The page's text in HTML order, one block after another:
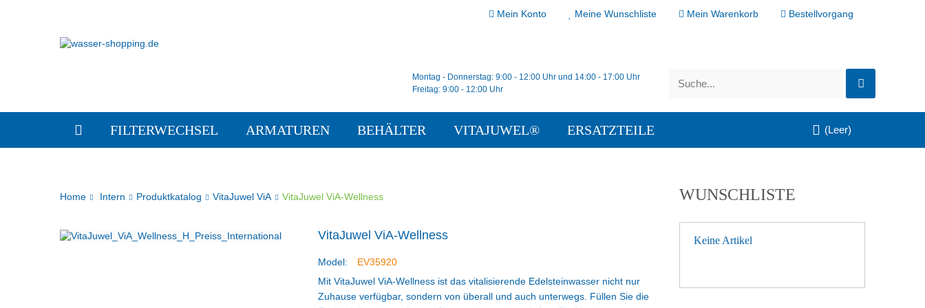
Mein Konto Meine Wunschliste Mein Warenkorb Bestellvorgang
(Leer)
Montag - Donnerstag: 9:00 - 12:00 Uhr und 14:00 - 17:00 Uhr
Freitag: 9:00 - 12:00 Uhr
FILTERWECHSEL ARMATUREN BEHÄLTER VITAJUWEL® ERSATZTEILE
Home Intern Produktkatalog VitaJuwel ViA VitaJuwel ViA-Wellness
VitaJuwel ViA-Wellness
Model:
EV35920
Mit VitaJuwel ViA-Wellness ist das vitalisierende Edelsteinwasser nicht nur
Zuhause verfügbar, sondern von überall und auch unterwegs. Füllen Sie die
WUNSCHLISTE
Keine Artikel